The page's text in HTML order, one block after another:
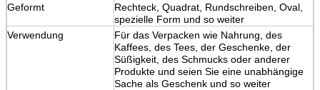
Geformt
Rechteck, Quadrat, Rundschreiben, Oval,
spezielle Form und so weiter
Verwendung
Für das Verpacken wie Nahrung, des
Kaffees, des Tees, der Geschenke, der
Süßigkeit, des Schmucks oder anderer
Produkte und seien Sie eine unabhängige
Sache als Geschenk und so weiter